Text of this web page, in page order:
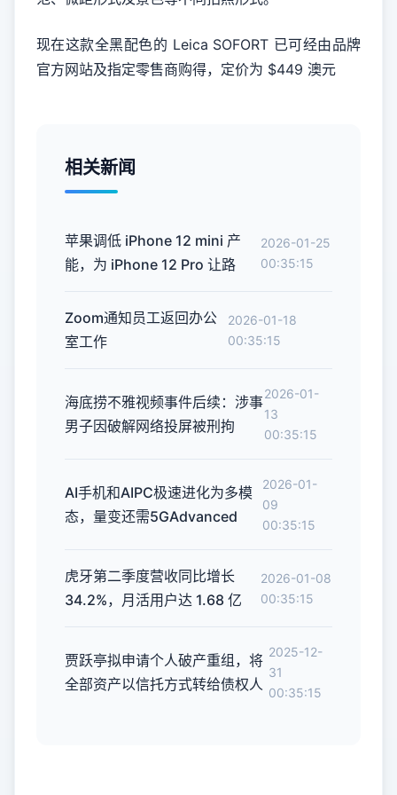
现在这款全黑配色的 Leica SOFORT 已可经由品牌
官方网站及指定零售商购得，定价为 $449 澳元
相关新闻
苹果调低 iPhone 12 mini 产
能，为 iPhone 12 Pro 让路
2026-01-25
00:35:15
Zoom通知员工返回办公
室工作
2026-01-18
00:35:15
海底捞不雅视频事件后续：涉事
男子因破解网络投屏被刑拘
2026-01-
13
00:35:15
AI手机和AIPC极速进化为多模
态，量变还需5GAdvanced
2026-01-
09
00:35:15
虎牙第二季度营收同比增长
34.2%，月活用户达 1.68 亿
2026-01-08
00:35:15
贾跃亭拟申请个人破产重组，将
全部资产以信托方式转给债权人
2025-12-
31
00:35:15